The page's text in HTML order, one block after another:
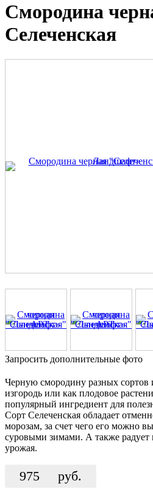
Смородина
Селеченская
Запросить дополнительные фото
Черную смородину разных
изгородь или как плодовое
популярный ингредиент для
Сорт Селеченская обладает
морозам, за счет чего его можно
суровыми зимами. А также радует
урожая.
975 руб.